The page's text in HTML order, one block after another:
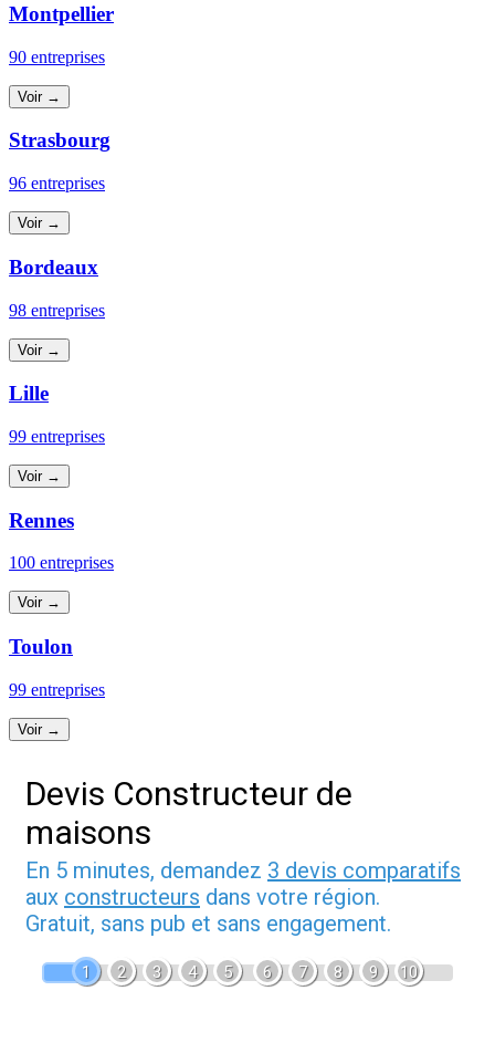
Montpellier
90 entreprises
Voir →
Strasbourg
96 entreprises
Voir →
Bordeaux
98 entreprises
Voir →
Lille
99 entreprises
Voir →
Rennes
100 entreprises
Voir →
Toulon
99 entreprises
Voir →
Devis Constructeur de
maisons
En 5 minutes, demandez 3 devis comparatifs
aux constructeurs dans votre région.
Gratuit, sans pub et sans engagement.
1 2 3 4 5 6 7 8 9 10